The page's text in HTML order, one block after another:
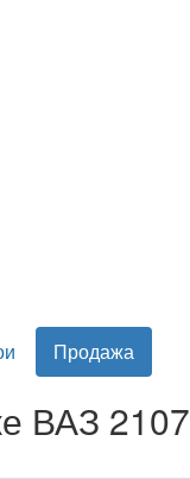
Продажа
ВАЗ 2107